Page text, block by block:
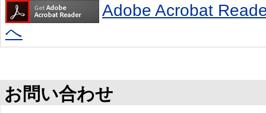
Adobe Acrobat
へ
お問い合わせ